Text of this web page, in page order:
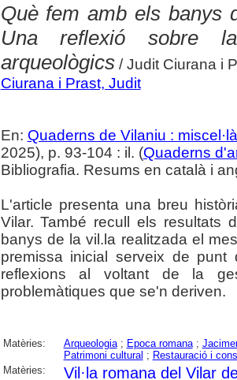
Què fem amb els banys
Una reflexió sobre
arqueològics/ Judit Ciurana i
Ciurana i Prast, Judit
En: Quaderns de Vilaniu :
2025), p. 93-104 : il. (Quaderns
Bibliografia. Resums en català i
L'article presenta una breu
Vilar. També recull els resultats
banys de la vil.la realitzada el
premissa inicial serveix de
reflexions al voltant de la
problemàtiques que se'n deriven.
Matèries: Arqueologia; Epoca romana;
Patrimoni cultural ; Restauració i
Matèries:
Vil·la romana del Vilar